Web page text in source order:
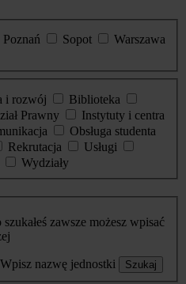
Poznań Sopot
Warszawa
i rozwój
Biblioteka
Prawny
Instytuty i centra
Obsługa studenta
Rekrutacja
Usługi
Wydziały
zawsze możesz wpisać
Wpisz nazwę jednostki Szukaj